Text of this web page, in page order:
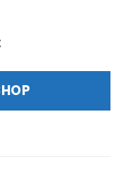
Aktueller
ist:
318,96 €.